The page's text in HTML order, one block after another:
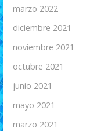
marzo 2022
diciembre 2021
noviembre 2021
octubre 2021
junio 2021
mayo 2021
marzo 2021